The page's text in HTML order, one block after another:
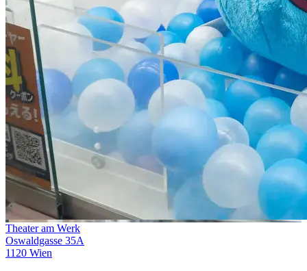
Theater am Werk
Oswaldgasse 35A
1120 Wien